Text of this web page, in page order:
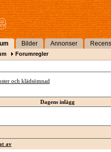
Bilder Annonser
Forumregler
och klädsömnad
Dagens inlägg
av